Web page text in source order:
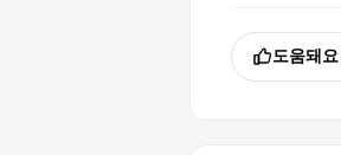
도움돼요